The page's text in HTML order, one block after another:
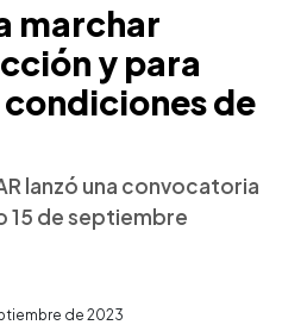
marchar
y para
de
lanzó una convocatoria
15 de septiembre
de 2023